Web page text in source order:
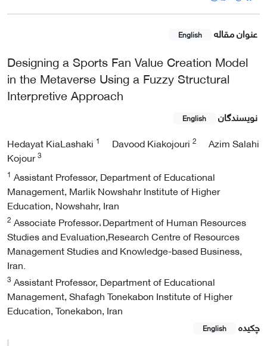
عنوان مقاله English
Designing a Sports Fan Value Creation Model
in the Metaverse Using a Fuzzy Structural
Interpretive Approach
نویسندگان English
Hedayat KiaLashaki 1 Davood Kiakojouri 2
Azim Salahi
Kojour3
1 Assistant Professor, Department of Educational
Management, Marlik Nowshahr Institute of Higher
Education, Nowshahr, Iran
2 Associate Professor،Department of Human Resources
Studies and Evaluation,Research Centre of Resources
Management Studies and Knowledge-based Business,
Iran.
3 Assistant Professor, Department of Educational
Management, Shafagh Tonekabon Institute of Higher
Education, Tonekabon, Iran
چکیده
English